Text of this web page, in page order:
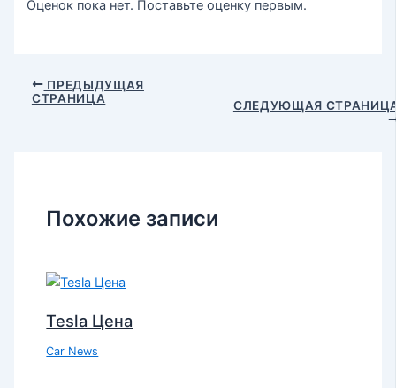
Оценок пока нет. Поставьте оценку первым.
ПРЕДЫДУЩАЯ
СТРАНИЦА
СЛЕДУЮЩАЯ
Похожие записи
Tesla Цена
Car News